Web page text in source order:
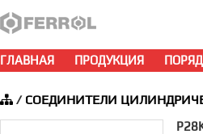
ГЛАВНАЯ ПРОДУКЦИЯ
/ СОЕДИНИТЕЛИ